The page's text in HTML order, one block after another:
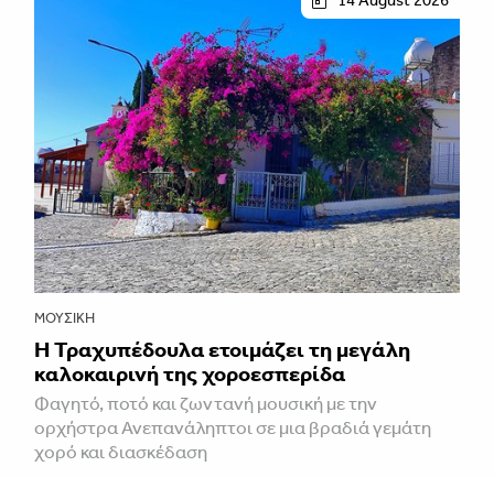
ΜΟΥΣΙΚΉ
Η Τραχυπέδουλα ετοιμάζει τη μεγάλη
καλοκαιρινή της χοροεσπερίδα
Φαγητό, ποτό και ζωντανή μουσική με την
ορχήστρα Ανεπανάληπτοι σε μια βραδιά γεμάτη
χορό και διασκέδαση